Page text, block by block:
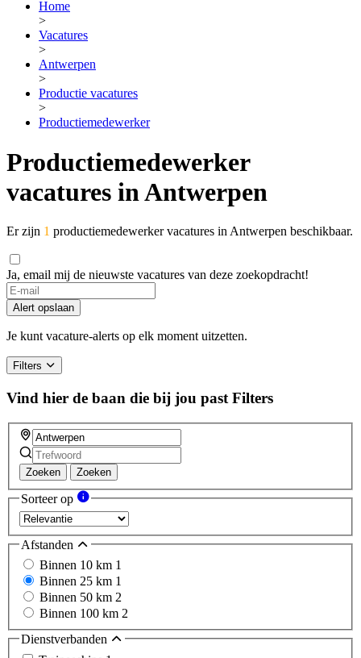
Home
>
Vacatures
>
Antwerpen
>
Productie vacatures
>
Productiemedewerker
Productiemedewerker
vacatures in Antwerpen
Er zijn 1 productiemedewerker vacatures in Antwerpen beschikbaar.
Ja, email mij de nieuwste vacatures van deze zoekopdracht!
Alert opslaan
Je kunt vacature-alerts op elk moment uitzetten.
Filters
Vind hier de baan die bij jou past Filters
Zoeken Zoeken
Sorteer op
Afstanden
Binnen 10 km 1
Binnen 25 km 1
Binnen 50 km 2
Binnen 100 km 2
Dienstverbanden